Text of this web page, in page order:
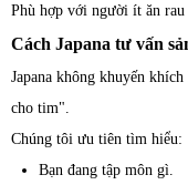
Phù hợp với người ít ăn rau
Cách Japana tư vấn
Japana không khuyến
cho tim".
Chúng tôi ưu tiên tìm hiểu:
Bạn đang tập môn gì.